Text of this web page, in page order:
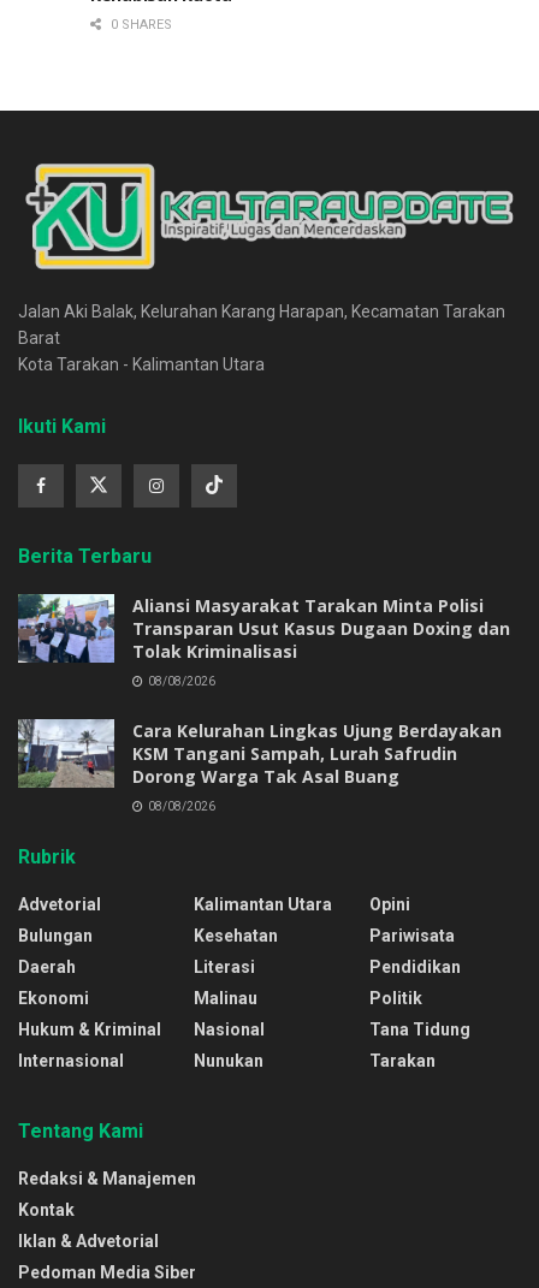
0 SHARES
Jalan Aki Balak, Kelurahan Karang Harapan, Kecamatan Tarakan
Barat
Kota Tarakan - Kalimantan Utara
Ikuti Kami
Berita Terbaru
Aliansi Masyarakat Tarakan Minta Polisi
Transparan Usut Kasus Dugaan Doxing dan
Tolak Kriminalisasi
08/08/2026
Cara Kelurahan Lingkas Ujung Berdayakan
KSM Tangani Sampah, Lurah Safrudin
Dorong Warga Tak Asal Buang
08/08/2026
Rubrik
Advetorial
Bulungan
Daerah
Ekonomi
Hukum & Kriminal
Internasional
Kalimantan Utara
Kesehatan
Literasi
Malinau
Nasional
Nunukan
Opini
Pariwisata
Pendidikan
Politik
Tana Tidung
Tarakan
Tentang Kami
Redaksi & Manajemen
Kontak
Iklan & Advetorial
Pedoman Media Siber